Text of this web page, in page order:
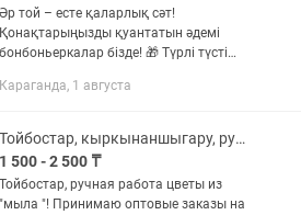
Әр той – есте қаларлық сәт!
Қонақтарыңызды қуантатын әдемі
бонбоньеркалар бізде! 🎁 Түрлі түсті
Тойға ✅ Қыз ұзатуға ✅ Туған күнге 📞
Караганда, 1 августа
Тойбостар, кыркынаншыгару, ручная работа!
1 500 - 2 500 ₸
Тойбостар, ручная работа цветы из
"мыла "! Принимаю оптовые заказы на